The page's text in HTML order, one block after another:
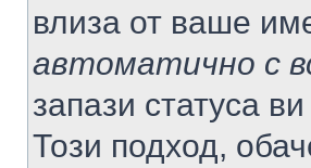
влиза от ваше
автоматично с
запази статуса
Този подход,